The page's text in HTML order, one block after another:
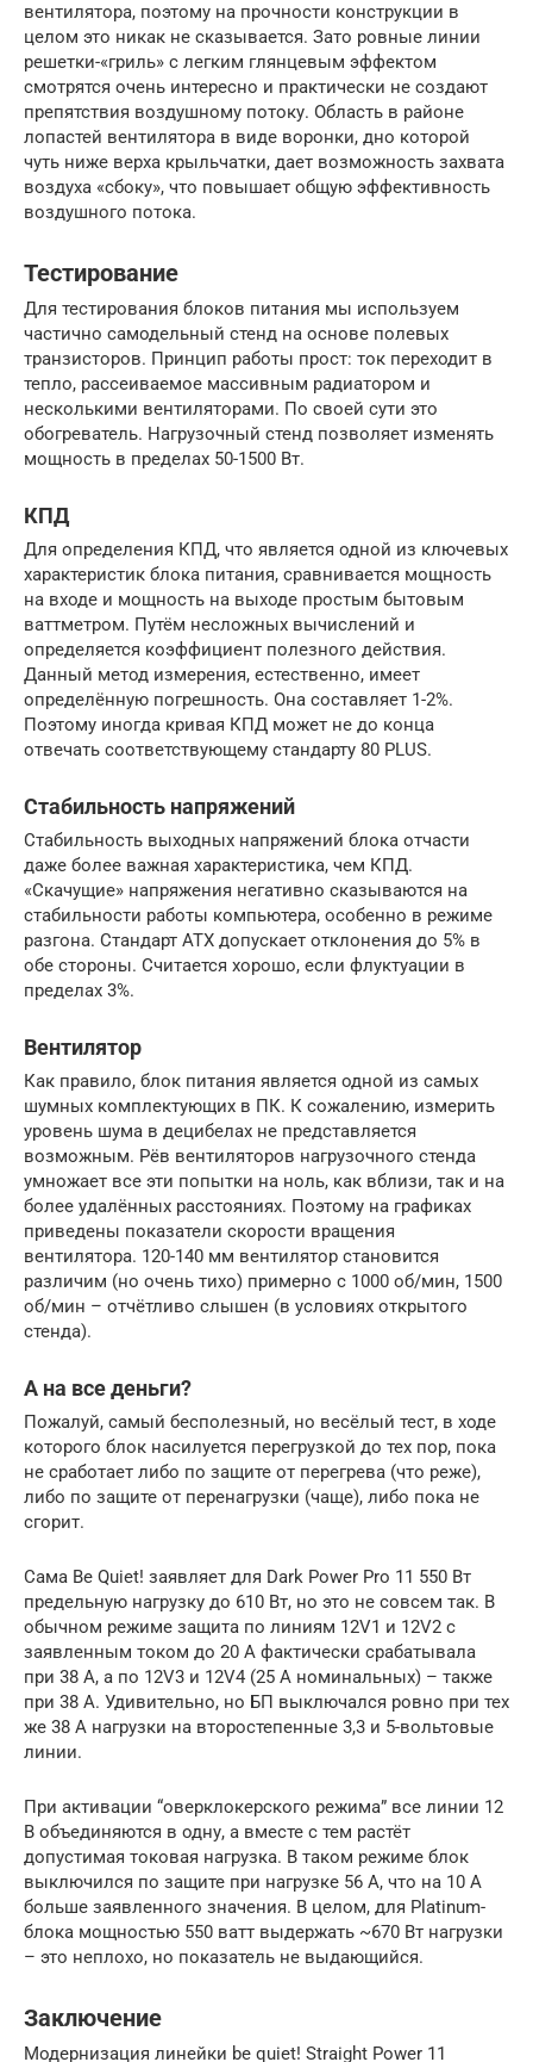
вентилятора, поэтому на прочности конструкции в
целом это никак не сказывается. Зато ровные линии
решетки-«гриль» с легким глянцевым эффектом
смотрятся очень интересно и практически не создают
препятствия воздушному потоку. Область в районе
лопастей вентилятора в виде воронки, дно которой
чуть ниже верха крыльчатки, дает возможность захвата
воздуха «сбоку», что повышает общую эффективность
воздушного потока.
Тестирование
Для тестирования блоков питания мы используем
частично самодельный стенд на основе полевых
транзисторов. Принцип работы прост: ток переходит в
тепло, рассеиваемое массивным радиатором и
несколькими вентиляторами. По своей сути это
обогреватель. Нагрузочный стенд позволяет изменять
мощность в пределах 50-1500 Вт.
КПД
Для определения КПД, что является одной из ключевых
характеристик блока питания, сравнивается мощность
на входе и мощность на выходе простым бытовым
ваттметром. Путём несложных вычислений и
определяется коэффициент полезного действия.
Данный метод измерения, естественно, имеет
определённую погрешность. Она составляет 1-2%.
Поэтому иногда кривая КПД может не до конца
отвечать соответствующему стандарту 80 PLUS.
Стабильность напряжений
Стабильность выходных напряжений блока отчасти
даже более важная характеристика, чем КПД.
«Скачущие» напряжения негативно сказываются на
стабильности работы компьютера, особенно в режиме
разгона. Стандарт ATX допускает отклонения до 5% в
обе стороны. Считается хорошо, если флуктуации в
пределах 3%.
Вентилятор
Как правило, блок питания является одной из самых
шумных комплектующих в ПК. К сожалению, измерить
уровень шума в децибелах не представляется
возможным. Рёв вентиляторов нагрузочного стенда
умножает все эти попытки на ноль, как вблизи, так и на
более удалённых расстояниях. Поэтому на графиках
приведены показатели скорости вращения
вентилятора. 120-140 мм вентилятор становится
различим (но очень тихо) примерно с 1000 об/мин, 1500
об/мин – отчётливо слышен (в условиях открытого
стенда).
А на все деньги?
Пожалуй, самый бесполезный, но весёлый тест, в ходе
которого блок насилуется перегрузкой до тех пор, пока
не сработает либо по защите от перегрева (что реже),
либо по защите от перенагрузки (чаще), либо пока не
сгорит.
Сама Be Quiet! заявляет для Dark Power Pro 11 550 Вт
предельную нагрузку до 610 Вт, но это не совсем так. В
обычном режиме защита по линиям 12V1 и 12V2 с
заявленным током до 20 А фактически срабатывала
при 38 А, а по 12V3 и 12V4 (25 А номинальных) – также
при 38 А. Удивительно, но БП выключался ровно при тех
же 38 А нагрузки на второстепенные 3,3 и 5-вольтовые
линии.
При активации “оверклокерского режима” все линии 12
В объединяются в одну, а вместе с тем растёт
допустимая токовая нагрузка. В таком режиме блок
выключился по защите при нагрузке 56 А, что на 10 А
больше заявленного значения. В целом, для Platinum-
блока мощностью 550 ватт выдержать ~670 Вт нагрузки
– это неплохо, но показатель не выдающийся.
Заключение
Модернизация линейки be quiet! Straight Power 11